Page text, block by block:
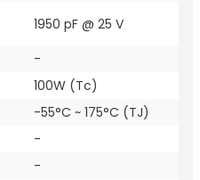
1950 pF @ 25 V
-
100W (Tc)
-55°C ~ 175°C (TJ)
-
-